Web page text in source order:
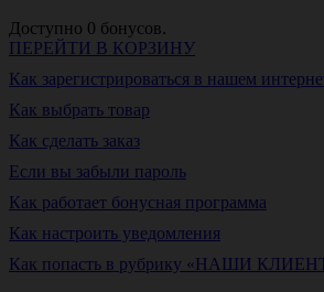
Доступно 0 бонусов.
ПЕРЕЙТИ В КОРЗИНУ
Как зарегистрироваться в нашем
Как выбрать товар
Как сделать заказ
Если вы забыли пароль
Как работает бонусная программа
Как настроить уведомления
Как попасть в рубрику «НАШИ